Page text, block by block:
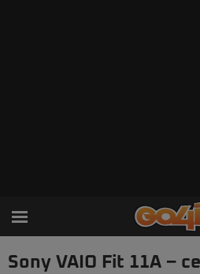
Sony VAIO Fit 11A –